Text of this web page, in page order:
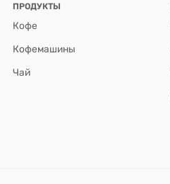
ПРОДУКТЫ
Кофе
Кофемашины
Чай